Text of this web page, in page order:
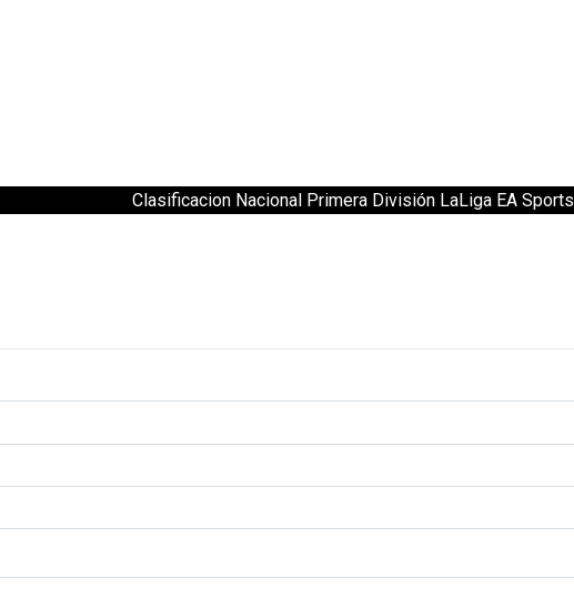
Clasificacion Nacional Primera División LaLiga EA Sports